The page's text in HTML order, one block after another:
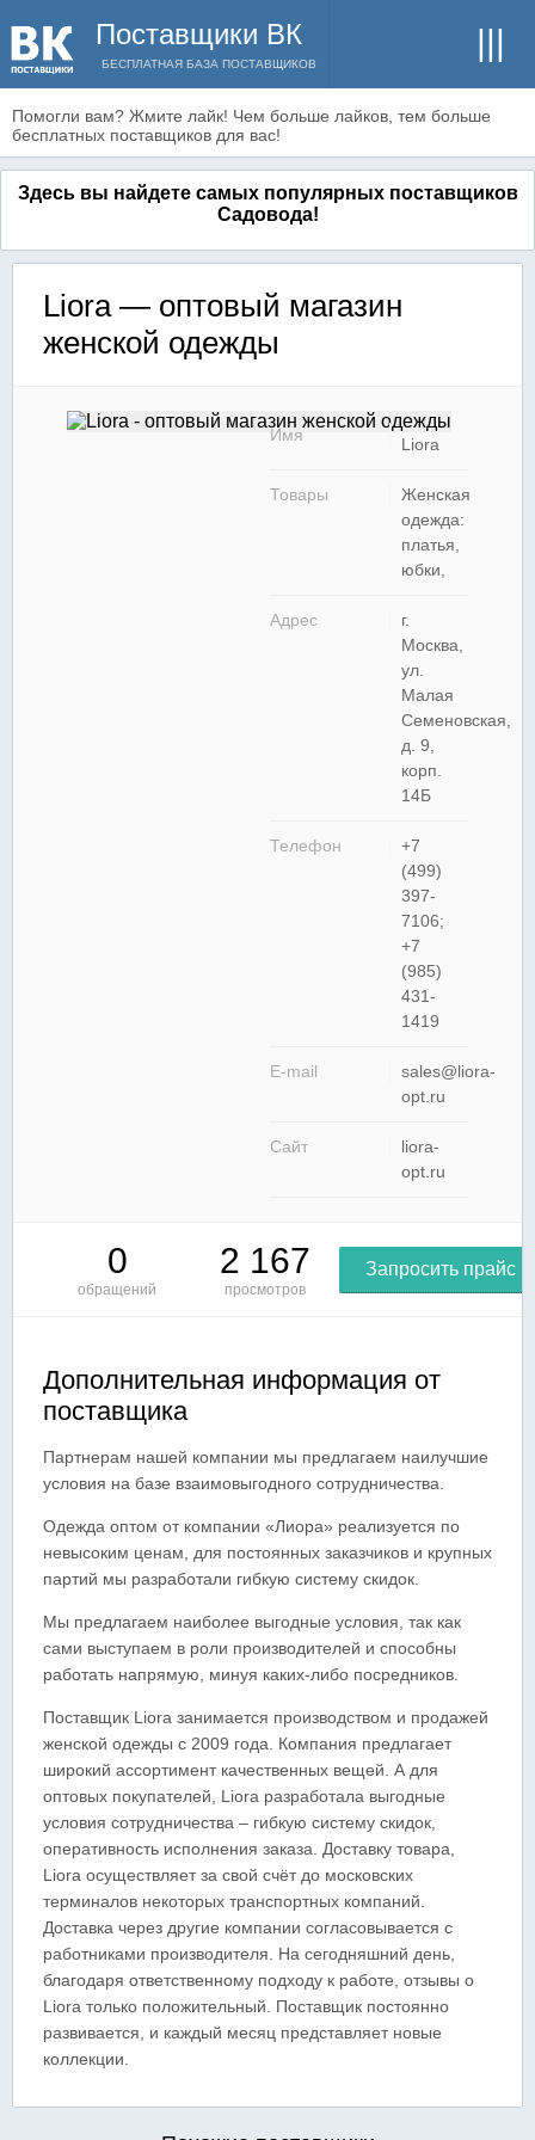
Поставщики ВК
БЕСПЛАТНАЯ БАЗА ПОСТАВЩИКОВ
Помогли вам? Жмите лайк! Чем больше лайков, тем больше
бесплатных поставщиков для вас!
Здесь вы найдете самых популярных поставщиков
Садовода!
Liora — оптовый магазин
женской одежды
Имя Liora
Товары
Женская
одежда:
платья,
юбки,
Адрес
г.
Москва,
ул.
Малая
Семеновская,
д. 9,
корп.
14Б
Телефон
+7
(499)
397-
7106;
+7
(985)
431-
1419
E-mail
sales@liora-
opt.ru
Сайт
liora-
opt.ru
0
обращений
2 167
просмотров
Запросить прайс
Дополнительная информация от
поставщика
Партнерам нашей компании мы предлагаем наилучшие
условия на базе взаимовыгодного сотрудничества.
Одежда оптом от компании «Лиора» реализуется по
невысоким ценам, для постоянных заказчиков и крупных
партий мы разработали гибкую систему скидок.
Мы предлагаем наиболее выгодные условия, так как
сами выступаем в роли производителей и способны
работать напрямую, минуя каких-либо посредников.
Поставщик Liora занимается производством и продажей
женской одежды с 2009 года. Компания предлагает
широкий ассортимент качественных вещей. А для
оптовых покупателей, Liora разработала выгодные
условия сотрудничества – гибкую систему скидок,
оперативность исполнения заказа. Доставку товара,
Liora осуществляет за свой счёт до московских
терминалов некоторых транспортных компаний.
Доставка через другие компании согласовывается с
работниками производителя. На сегодняшний день,
благодаря ответственному подходу к работе, отзывы о
Liora только положительный. Поставщик постоянно
развивается, и каждый месяц представляет новые
коллекции.